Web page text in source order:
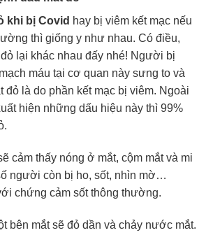
khi bị Covid hay bị viêm kết mạc nếu
thì giống y như nhau. Có điều,
lại khác nhau đấy nhé! Người bị
máu tại cơ quan này sưng to và
đỏ là do phần kết mạc bị viêm. Ngoài
hiện những dấu hiệu này thì 99%
cảm thấy nóng ở mắt, cộm mắt và mi
người còn bị ho, sốt, nhìn mờ…
chứng cảm sốt thông thường.
bên mắt sẽ đỏ dần và chảy nước mắt.